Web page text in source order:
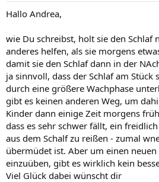
Hallo Andrea,
wie Du schreibst, holt sie den Schlaf
anderes helfen, als sie morgens
damit sie den Schlaf dann in der
ja sinnvoll, dass der Schlaf am
durch eine größere Wachphase
gibt es keinen anderen Weg, um
Kinder dann einige Zeit morgens
dass es sehr schwer fällt, ein
aus dem Schalf zu reißen - zumal
übermüdet ist. Aber um einen
einzuüben, gibt es wirklich kein
Viel Glück dabei wünscht dir